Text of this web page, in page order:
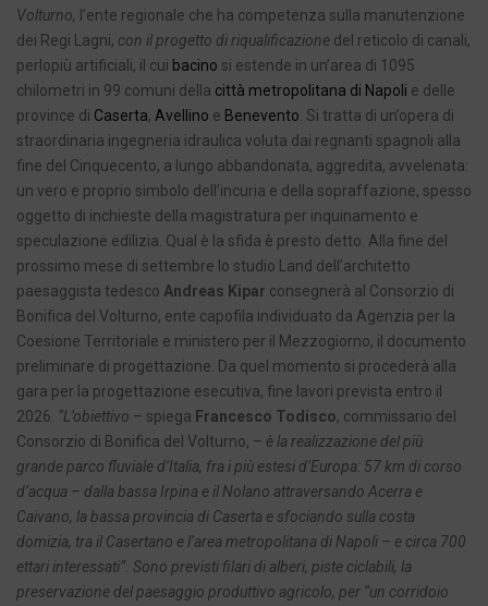
Volturno, l’ente regionale che ha competenza sulla manutenzione
dei Regi Lagni, con il progetto di riqualificazione del reticolo di canali,
perlopiù artificiali, il cui bacino si estende in un’area di 1095
chilometri in 99 comuni della città metropolitana di Napoli e delle
province di Caserta, Avellino e Benevento . Si tratta di un’opera di
straordinaria ingegneria idraulica voluta dai regnanti spagnoli alla
fine del Cinquecento, a lungo abbandonata, aggredita, avvelenata:
un vero e proprio simbolo dell’incuria e della sopraffazione, spesso
oggetto di inchieste della magistratura per inquinamento e
speculazione edilizia. Qual è la sfida è presto detto. Alla fine del
prossimo mese di settembre lo studio Land dell’architetto
paesaggista tedesco Andreas Kipar consegnerà al Consorzio di
Bonifica del Volturno, ente capofila individuato da Agenzia per la
Coesione Territoriale e ministero per il Mezzogiorno, il documento
preliminare di progettazione. Da quel momento si procederà alla
gara per la progettazione esecutiva, fine lavori prevista entro il
2026. “L’obiettivo – spiega Francesco Todisco, commissario del
Consorzio di Bonifica del Volturno, – è la realizzazione del più
grande parco fluviale d’Italia, fra i più estesi d’Europa: 57 km di corso
d’acqua – dalla bassa Irpina e il Nolano attraversando Acerra e
Caivano, la bassa provincia di Caserta e sfociando sulla costa
domizia, tra il Casertano e l’area metropolitana di Napoli – e circa 700
ettari interessati”. Sono previsti filari di alberi, piste ciclabili, la
preservazione del paesaggio produttivo agricolo, per “un corridoio